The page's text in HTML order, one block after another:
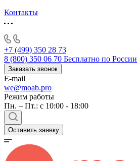
Контакты
+7 (499) 350 28 73
8 (800) 350 06 70 Бесплатно по России
Заказать звонок
E-mail
we@moab.pro
Режим работы
Пн. – Пт.: с 10:00 - 18:00
Оставить заявку